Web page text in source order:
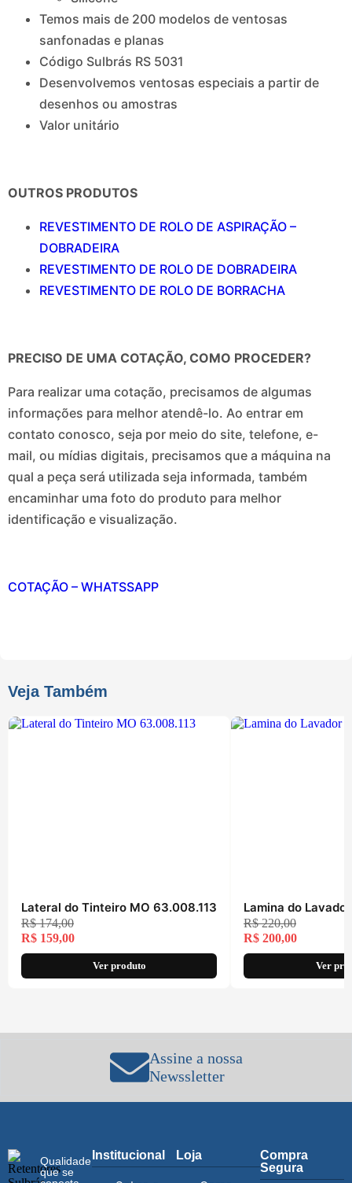
Temos mais de 200 modelos de ventosas
sanfonadas e planas
Código Sulbrás RS 5031
Desenvolvemos ventosas especiais a partir de
desenhos ou amostras
Valor unitário
OUTROS PRODUTOS
REVESTIMENTO DE ROLO DE ASPIRAÇÃO –
DOBRADEIRA
REVESTIMENTO DE ROLO DE DOBRADEIRA
REVESTIMENTO DE ROLO DE BORRACHA
PRECISO DE UMA COTAÇÃO, COMO PROCEDER?
Para realizar uma cotação, precisamos de algumas
informações para melhor atendê-lo. Ao entrar em
contato conosco, seja por meio do site, telefone, e-
mail, ou mídias digitais, precisamos que a máquina na
qual a peça será utilizada seja informada, também
encaminhar uma foto do produto para melhor
identificação e visualização.
COTAÇÃO – WHATSSAPP
Veja Também
Lateral do Tinteiro MO 63.008.113
R$174,00
R$ 159,00
Ver produto
Lamina do
R$220,00
R$ 200,00
Ver
Assine a nossa
Newssletter
Qualidade
que se
Institucional Loja
Compra
Segura